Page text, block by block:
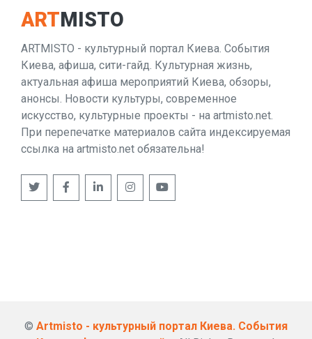
ARTMISTO
ARTMISTO - культурный портал Киева. События
Киева, афиша, сити-гайд. Культурная жизнь,
актуальная афиша мероприятий Киева, обзоры,
анонсы. Новости культуры, современное
искусство, культурные проекты - на artmisto.net.
При перепечатке материалов сайта индексируемая
ссылка на artmisto.net обязательна!
© Artmisto - культурный портал Киева. События